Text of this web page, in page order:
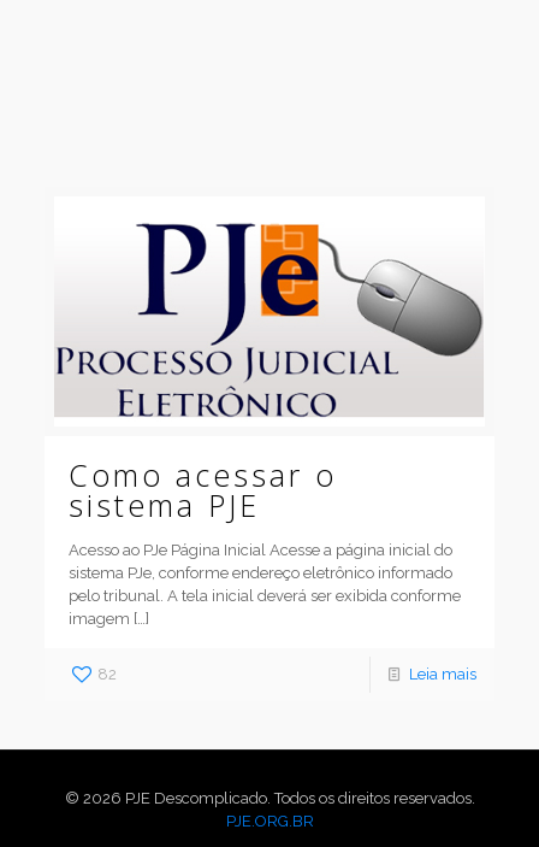
Como acessar o
sistema PJE
Acesso ao PJe Página Inicial Acesse a página inicial do
sistema PJe, conforme endereço eletrônico informado
pelo tribunal. A tela inicial deverá ser exibida conforme
imagem […]
82 Leia mais
© 2026 PJE Descomplicado. Todos os direitos reservados.
PJE.ORG.BR